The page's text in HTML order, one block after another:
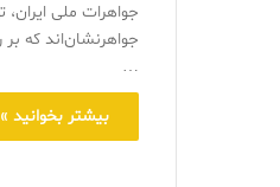
جواهرات ملی
جواهرنشان‌اند که
…
بیشتر بخوانید »